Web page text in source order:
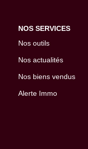
NOS SERVICES
Nos outils
Nos actualités
Nos biens vendus
Alerte Immo